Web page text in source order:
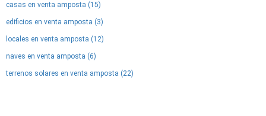
casas en venta amposta (15)
edificios en venta amposta (3)
locales en venta amposta (12)
naves en venta amposta (6)
terrenos solares en venta amposta (22)